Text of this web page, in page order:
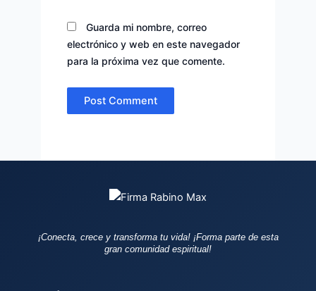
Guarda mi nombre, correo
electrónico y web en este navegador
para la próxima vez que comente.
¡Conecta, crece y transforma tu vida! ¡Forma parte de esta
gran comunidad espiritual!